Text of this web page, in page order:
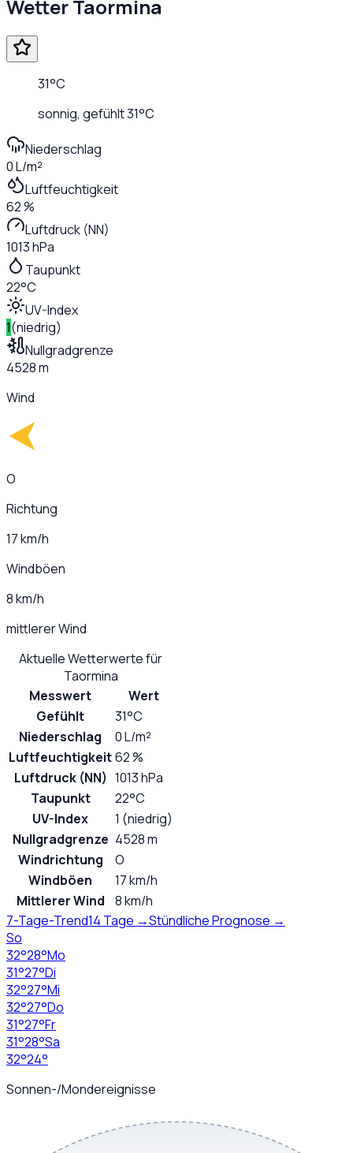
WetterTaormina
31°C
sonnig, gefühlt31°C
Niederschlag
0 L/m²
Luftfeuchtigkeit
62 %
Luftdruck (NN)
1013 hPa
Taupunkt
22°C
UV-Index
1(niedrig)
Nullgradgrenze
4528 m
Wind
O
Richtung
17 km/h
Windböen
8 km/h
mittlerer Wind
Aktuelle Wetterwerte für
Taormina
Messwert
Wert
Gefühlt
31°C
Niederschlag
0 L/m²
Luftfeuchtigkeit62 %
Luftdruck (NN) 1013 hPa
Taupunkt
22°C
UV-Index
1 (niedrig)
Nullgradgrenze 4528 m
Windrichtung
O
Windböen
17 km/h
Mittlerer Wind
8 km/h
7-Tage-Trend14 Tage →Stündliche Prognose →
So
32°28°Mo
31°27°Di
32°27°Mi
32°27°Do
31°27°Fr
31°28°Sa
32°24°
Sonnen-/Mondereignisse